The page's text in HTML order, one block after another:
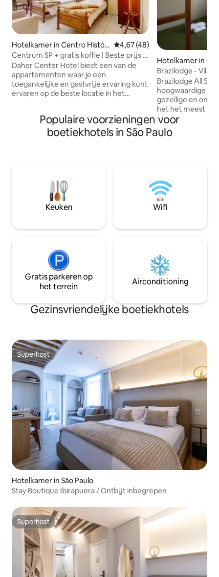
Hotelkamer in Centro Históri
co de São Paulo
Gemiddelde beoordeling van
4,67 (48)
Centrum SP + gratis koffie | Beste prijs *
Daher
Daher Center Hotel biedt een van de
appartementen waar je een
toegankelijke en gastvrije ervaring kunt
ervaren op de beste locatie in het
verschillende bezienswaardigheden,
bars en restaurants op korte
loopafstand van het hotel. 🏨 Daarnaast
Affective Hospitality and Welcome.
Hotelkamer in
Brazilodge - Vila
Brazilodge All
hoogwaardige
gezellige en
het het meest
São Paulo maakt. Lekker ontbijt
inbegrepen in
de koele Vila
laan. Het is ideaal
wat de
ervaren.
Populaire voorzieningen voor
boetiekhotels in São Paulo
Keuken Wifi
Gratis parkeren op
het terrein
Airconditioning
Gezinsvriendelijke boetiekhotels
Superhost
Superhost
Hotelkamer in São Paulo
Stay Boutique Ibirapuera / Ontbijt inbegrepen
Superhost
Superhost